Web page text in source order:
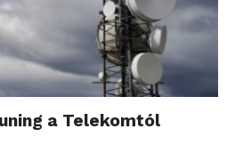
a Telekomtól